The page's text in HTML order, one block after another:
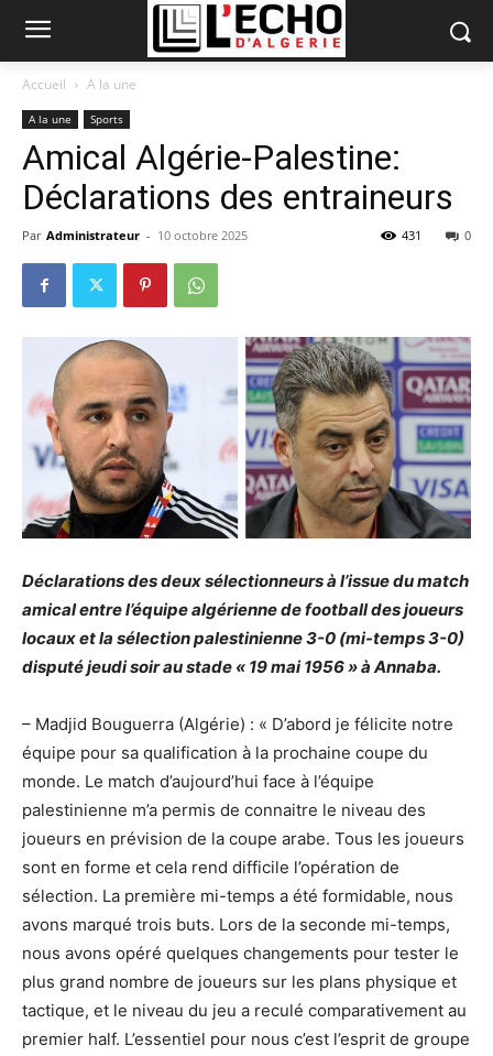
Accueil A la une
A la une Sports
Amical Algérie-Palestine:
Déclarations des entraineurs
Par Administrateur - 10 octobre 2025 0
431
Déclarations des deux sélectionneurs à l’issue du match
amical entre l’équipe algérienne de football des joueurs
locaux et la sélection palestinienne 3-0 (mi-temps 3-0)
disputé jeudi soir au stade « 19 mai 1956 » à Annaba.
– Madjid Bouguerra (Algérie) : « D’abord je félicite notre
équipe pour sa qualification à la prochaine coupe du
monde. Le match d’aujourd’hui face à l’équipe
palestinienne m’a permis de connaitre le niveau des
joueurs en prévision de la coupe arabe. Tous les joueurs
sont en forme et cela rend difficile l’opération de
sélection. La première mi-temps a été formidable, nous
avons marqué trois buts. Lors de la seconde mi-temps,
nous avons opéré quelques changements pour tester le
plus grand nombre de joueurs sur les plans physique et
tactique, et le niveau du jeu a reculé comparativement au
premier half. L’essentiel pour nous c’est l’esprit de groupe